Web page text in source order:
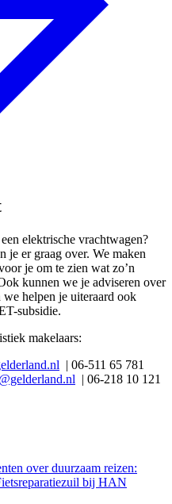
elektrische vrachtwagen?
je er graag over. We maken
je om te zien wat zo’n
kunnen we je adviseren over
helpen je uiteraard ook
subsidie.
makelaars:
| 06-511 65 781
| 06-218 10 121
over duurzaam reizen:
bij HAN